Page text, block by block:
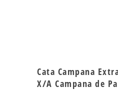
Cata Campana
X/A Campana de Pa